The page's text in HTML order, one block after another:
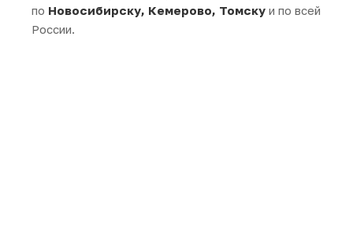
по Новосибирску, Кемерово, Томску и по всей
России.